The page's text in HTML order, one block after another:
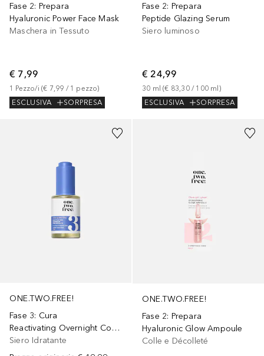
Fase 2: Prepara
Hyaluronic Power Face Mask
Maschera in Tessuto
€ 7,99
1 Pezzo/i (€ 7,99 / 1 pezzo)
ESCLUSIVA
SORPRESA
Fase 2: Prepara
Peptide Glazing Serum
Siero luminoso
€ 24,99
30 ml (€ 83,30 / 100 ml )
ESCLUSIVA
SORPRESA
ONE.TWO.FREE!
Fase 3: Cura
Reactivating Overnight Concentrate
Siero Idratante
ONE.TWO.FREE!
Fase 2: Prepara
Hyaluronic Glow Ampoule
Colle e Décolleté